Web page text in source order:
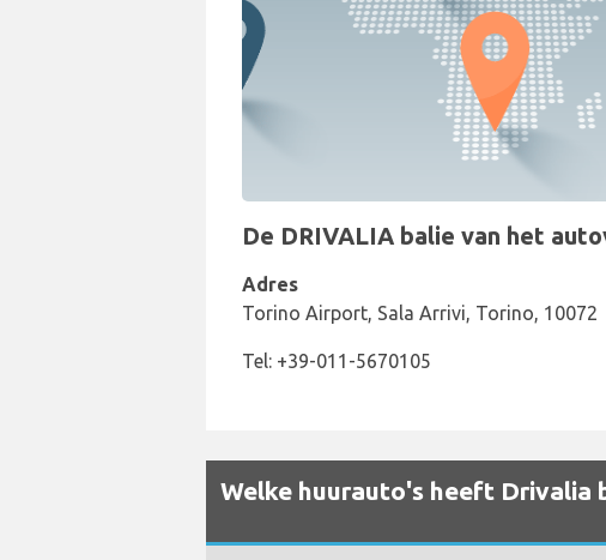
De DRIVALIA balie van het
Adres
Torino Airport, Sala Arrivi, Torino, 10072
Tel: +39-011-5670105
Welke huurauto's heeft Drivalia